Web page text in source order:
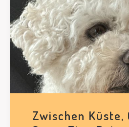
Zwischen Küste,